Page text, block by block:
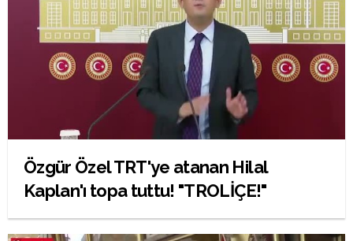
Özgür Özel TRT'ye atanan Hilal
Kaplan'ı topa tuttu! "TROLİÇE!"